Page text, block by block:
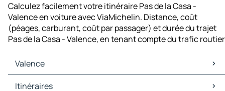
Calculez facilement votre itinéraire Pas de la Casa -
Valence en voiture avec ViaMichelin. Distance, coût
(péages, carburant, coût par passager) et durée du trajet
Pas de la Casa - Valence, en tenant compte du trafic routier
Valence
Valence Cartes et plans
Itinéraires